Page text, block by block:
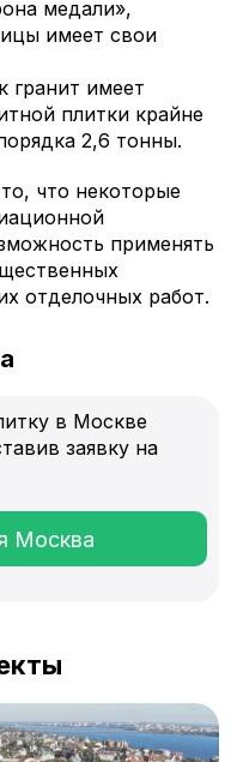
медали»,
имеет свои
гранит имеет
плитки крайне
2,6 тонны.
что некоторые
применять
отделочных работ.
в Москве
заявку на
Москва